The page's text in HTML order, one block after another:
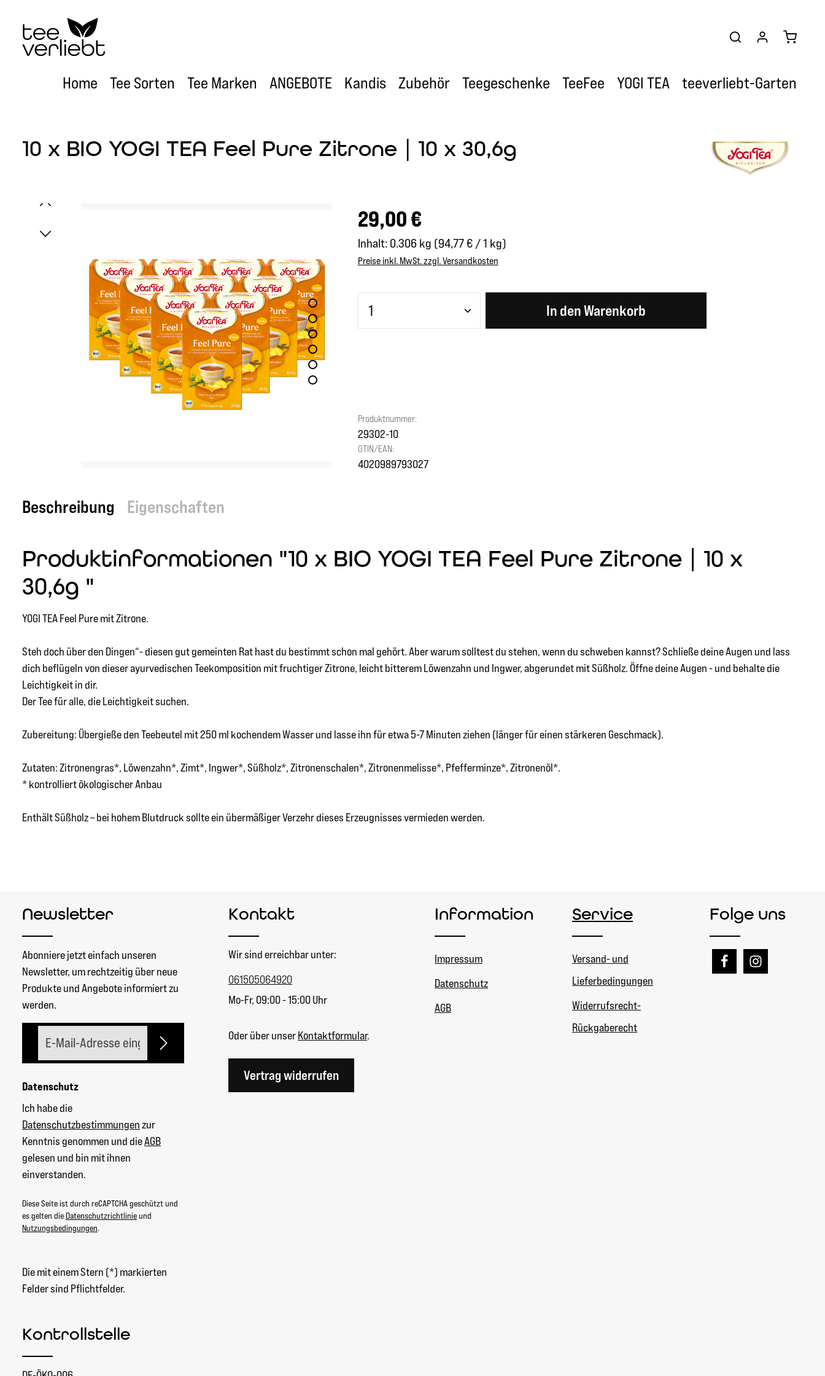
Hauptinhalt springen
Zur Hauptnavigation springen
Home Tee Sorten Tee Marken ANGEBOTE Kandis Zubehör Teegeschenke TeeFee YOGI TEA teeverliebt-Garten
10 x BIO YOGI TEA Feel Pure Zitrone | 10 x 30,6g
Regulärer Preis:
29,00 €
Inhalt: 0.306 kg (94,77 € / 1 kg)
Preise inkl. MwSt. zzgl. Versandkosten
Produkt Anzahl: Gib den gewünschten Wert ein oder benutze die Schaltflächen
In den Warenkorb
Produktnummer:
29302-10
GTIN/EAN:
4020989793027
Beschreibung Eigenschaften
Produktinformationen "10 x BIO YOGI TEA Feel Pure Zitrone | 10 x
30,6g "
YOGI TEA Feel Pure mit Zitrone.
Steh doch über den Dingen“- diesen gut gemeinten Rat hast du bestimmt schon mal gehört. Aber warum solltest du stehen, wenn du schweben kannst? Schließe deine Augen und lass
dich beflügeln von dieser ayurvedischen Teekomposition mit fruchtiger Zitrone, leicht bitterem Löwenzahn und Ingwer, abgerundet mit Süßholz. Öffne deine Augen - und behalte die
Leichtigkeit in dir.
Der Tee für alle, die Leichtigkeit suchen.
Zubereitung: Übergieße den Teebeutel mit 250 ml kochendem Wasser und lasse ihn für etwa 5-7 Minuten ziehen (länger für einen stärkeren Geschmack).
Zutaten: Zitronengras*, Löwenzahn*, Zimt*, Ingwer*, Süßholz*, Zitronenschalen*, Zitronenmelisse*, Pfefferminze*, Zitronenöl*.
* kontrolliert ökologischer Anbau
Enthält Süßholz – bei hohem Blutdruck sollte ein übermäßiger Verzehr dieses Erzeugnisses vermieden werden.
Newsletter
Abonniere jetzt einfach unseren
Newsletter, um rechtzeitig über neue
Produkte und Angebote informiert zu
werden.
Datenschutz
Ich habe die
Datenschutzbestimmungenzur
Kenntnis genommen und dieAGB
gelesen und bin mit ihnen
einverstanden.
Diese Seite ist durch reCAPTCHA geschützt und
es gelten die Datenschutzrichtlinieund
Nutzungsbedingungen.
Die mit einem Stern (*) markierten
Felder sind Pflichtfelder.
Kontakt
Wir sind erreichbar unter:
061505064920
Mo-Fr, 09:00 - 15:00 Uhr
Oder über unserKontaktformular.
Vertrag widerrufen
Information
Impressum
Datenschutz
AGB
Service
Versand- und
Lieferbedingungen
Widerrufsrecht-
Rückgaberecht
Folge uns
Kontrollstelle